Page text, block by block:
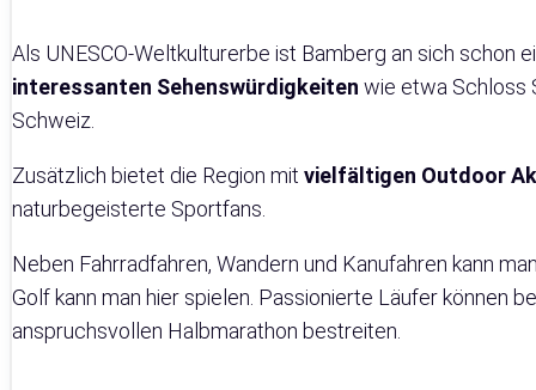
Als UNESCO-Weltkulturerbe ist Bamberg an sich schon
interessanten Sehenswürdigkeiten wie etwa Schloss
Schweiz.
Zusätzlich bietet die Region mit vielfältigen Outdoor
naturbegeisterte Sportfans.
Neben Fahrradfahren, Wandern und Kanufahren kann
Golf kann man hier spielen. Passionierte Läufer können
anspruchsvollen Halbmarathon bestreiten.